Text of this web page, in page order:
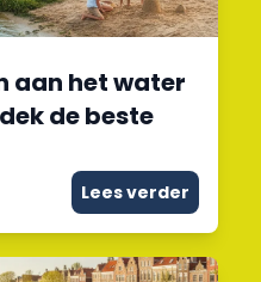
aan het water
de beste
Lees verder